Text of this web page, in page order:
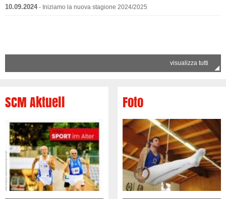
10.09.2024- Iniziamo la nuova stagione 2024/2025
visualizza tutti
SCM Aktuell Foto